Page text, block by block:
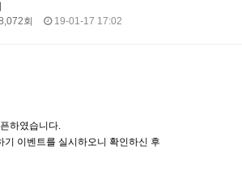
회 19-01-17 17:02
하였습니다.
기 이벤트를 실시하오니 확인하신 후